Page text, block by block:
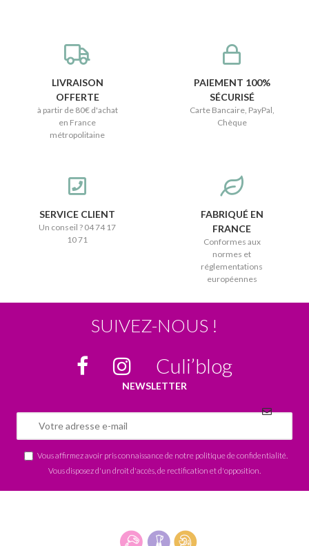
LIVRAISON
OFFERTE
à partir de 80€ d'achat
en France
métropolitaine
PAIEMENT 100%
SÉCURISÉ
Carte Bancaire, PayPal,
Chèque
SERVICE CLIENT
Un conseil ? 04 74 17
10 71
FABRIQUÉ EN
FRANCE
Conformes aux
normes et
réglementations
européennes
SUIVEZ-NOUS !
Culi’blog
NEWSLETTER
Vous affirmez avoir pris connaissance de notre politique de confidentialité
Vous disposez d'un droit d'accès, de rectification et d'opposition.